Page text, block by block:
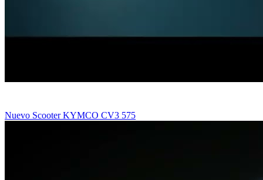
Nuevo Scooter KYMCO CV3 575